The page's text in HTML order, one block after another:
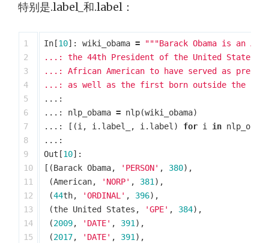
特别是.label_和.label：
1
2
3
4
5
6
7
8
9
10
11
12
13
14
15
In [10]: wiki_obama =
"""Barack Obama is an
...: the 44th President of the United States
...: African American to have served as
...: as well as the first born outside the
...:
...:
nlp_obama = nlp(wiki_obama)
...:
[(i, i. label_ , i. label) for i in nlp_obama
...:
Out [10]:
[(Barack Obama, 'PERSON' , 380),
(American, 'NORP' , 381),
(44th, 'ORDINAL' , 396),
(the United States , 'GPE' , 384),
(2009, 'DATE' , 391),
(2017, 'DATE' , 391),